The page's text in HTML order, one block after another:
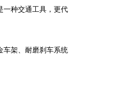
一种交通工具，更代
车架、耐磨刹车系统